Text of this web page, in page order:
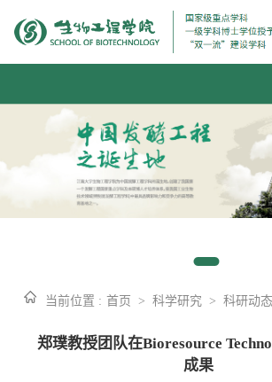
当前位置 : 首页 > 科学研究 > 科研动态
郑璞教授团队在Bioresource
成果